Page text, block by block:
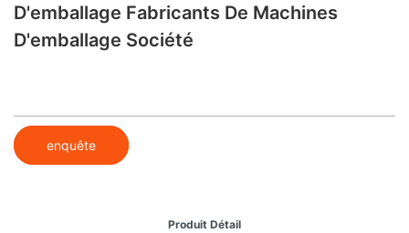
D'emballage Fabricants De Machines
D'emballage Société
enquête
Produit Détail